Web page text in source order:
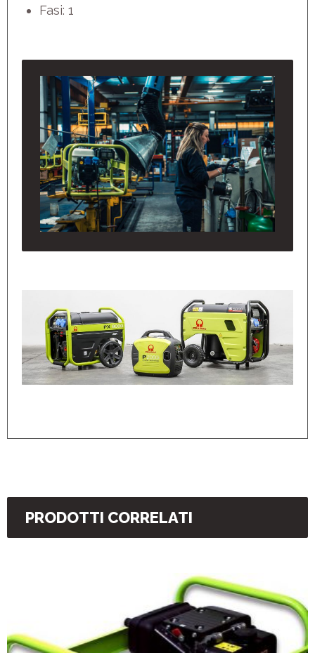
Fasi: 1
PRODOTTI CORRELATI